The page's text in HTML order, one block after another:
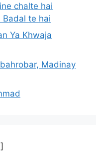
chalte hai
Badal te hai
Ya Khwaja
Madinay